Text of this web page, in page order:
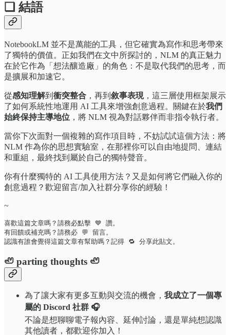
❏ 結語
NotebookLM 並不是萬能的工具，但它確實為寫作和思考帶來
了獨特的價值。正如我們在文中所探討的，NLM 的真正魅力
在於它作為「想法釀造廠」的角色：不是取代我們的思考，而
是擴展和加速它。
從感知理解到 衝突整合 ，再到 敘事表現，這三層使用框架展示
了如何系統性地運用 AI 工具來增強創意過程。關鍵在於我們
始終保持主導地位 ，將 NLM 視為對話夥伴而非指令執行者。
當你下次面對一個複雜的寫作項目時，不妨試試這個方法：將
NLM 作為你的思想實驗室，在那裡你可以自由地提問、連結
和重組，最終找到屬於自己的獨特聲音。
你有什麼獨特的 AI 工具使用方法？又是如何將它們融入你的
創意過程？歡迎留言/加入社群分享你的經驗！
~
喜歡這篇文章嗎？請務必點擊 💙 讚。
有回饋或補充嗎？請務必 💬 留言。
認識有誰會覺得這篇文章有幫助嗎？記得 🔁 分享此貼文。
🦥 parting thoughts 🦥
為了讓大家有更多互動與交流的機會， 我成立了一個專
屬的 Discord 社群 🎧
不論是想聊聊電子報內容、延伸討論，還是單純想認識
其他讀者，都歡迎你加入！